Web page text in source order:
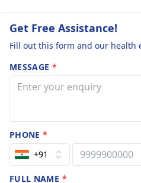
Get Free Assistance!
Fill out this form and our health
MESSAGE *
PHONE*
+91
FULL NAME *